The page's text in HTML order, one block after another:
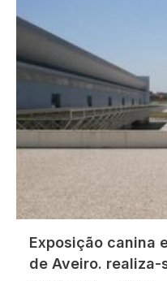
Exposição canina
de Aveiro.